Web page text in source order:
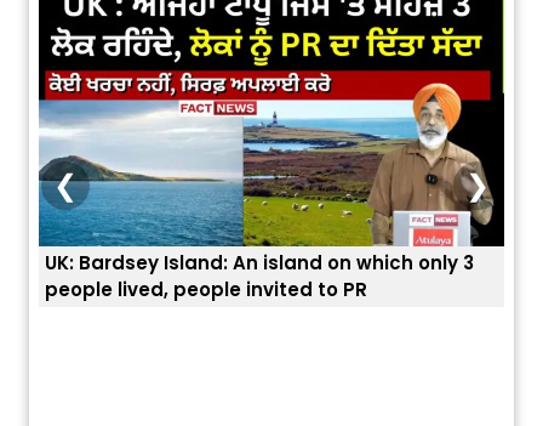
ਭਾਰਤੀਆਂ ਨੂੰ ਬੇੜੀਆਂ ਲਾ ਕੇ ਹੀ ਡਿਪੋਰਟ ਕਿਉਂ ਕੀਤੇ ਅਮਰੀਕਾ ਨੇ ? |
ਯੂਐੱਸ ਬਾਰਡਰ ਪੈਟਰੋਲ ਚੀਫ਼ ਨੇ ਦੱਸਿਆ ਅਸਲ ਕਾਰਨ
❮ ❯